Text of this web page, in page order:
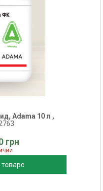
Adama 10 л ,
грн